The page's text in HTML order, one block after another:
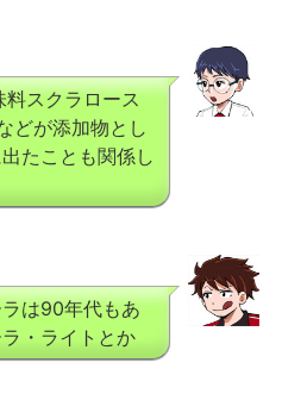
スクラロース
どが添加物とし
たことも関係し
は90年代もあ
・ライトとか